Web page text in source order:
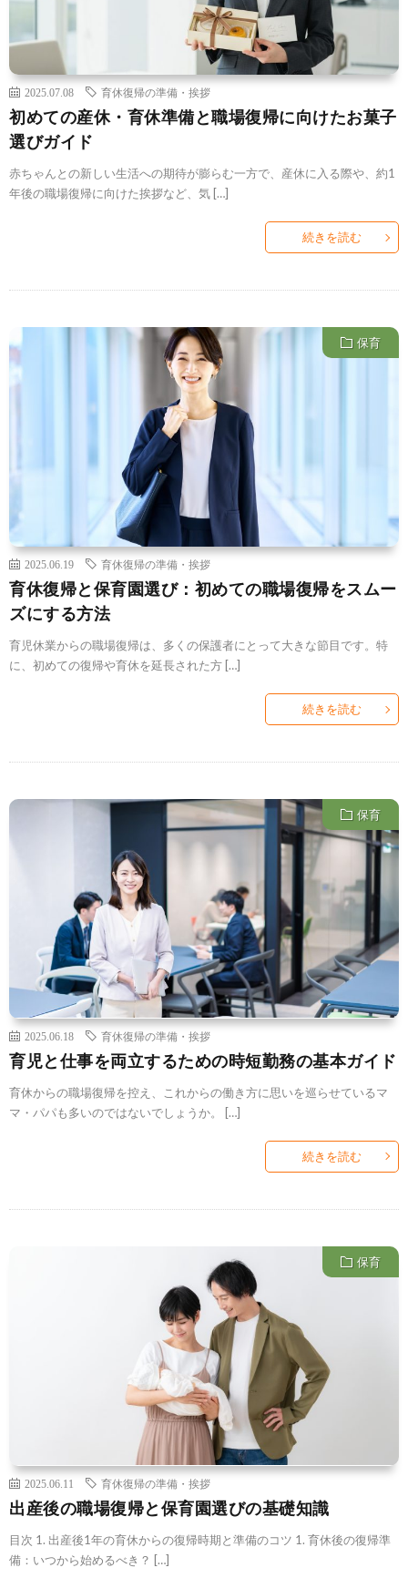
2025.07.08 育休復帰の準備・挨拶
初めての産休・育休準備と職場復帰に向けたお菓子
選びガイド
赤ちゃんとの新しい生活への期待が膨らむ一方で、産休に入る際や、約1
年後の職場復帰に向けた挨拶など、気 […]
続きを読む
保育
2025.06.19 育休復帰の準備・挨拶
育休復帰と保育園選び：初めての職場復帰をスムー
ズにする方法
育児休業からの職場復帰は、多くの保護者にとって大きな節目です。特
に、初めての復帰や育休を延長された方 […]
続きを読む
保育
2025.06.18 育休復帰の準備・挨拶
育児と仕事を両立するための時短勤務の基本ガイド
育休からの職場復帰を控え、これからの働き方に思いを巡らせているマ
マ・パパも多いのではないでしょうか。 […]
続きを読む
保育
2025.06.11 育休復帰の準備・挨拶
出産後の職場復帰と保育園選びの基礎知識
目次 1. 出産後1年の育休からの復帰時期と準備のコツ 1. 育休後の復帰準
備：いつから始めるべき？ […]